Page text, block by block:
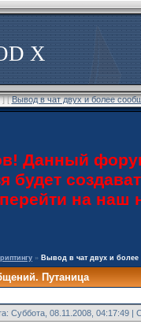
X
] [Вывод в чат двух и более
Данный
будет
на
» Вывод в чат двух и
Путаница
Суббота, 08.11.2008, 04:17:49